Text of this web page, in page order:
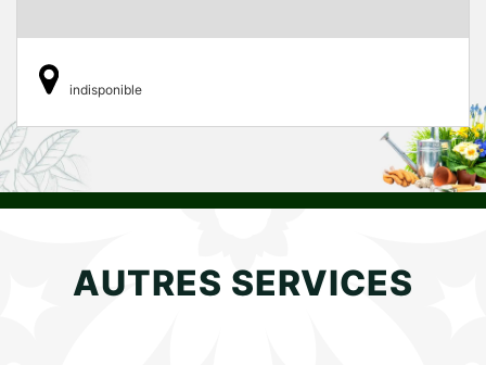
indisponible
AUTRES SERVICES